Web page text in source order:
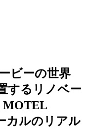
ビーの世界
するリノベー
MOTEL
カルのリアル